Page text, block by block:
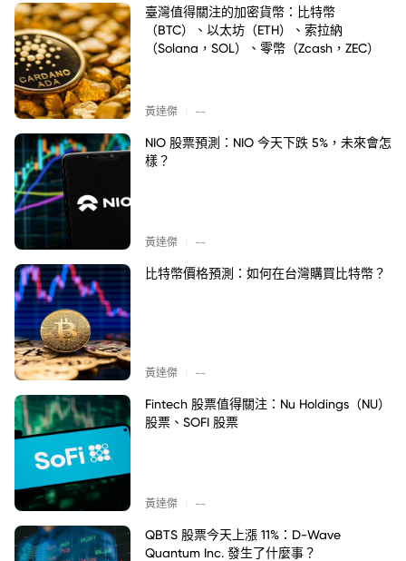
臺灣值得關注的加密貨幣：比特幣
（BTC）、以太坊（ETH）、索拉納
（Solana，SOL）、零幣（Zcash，ZEC）
黃達傑 --
NIO 股票預測：NIO 今天下跌 5%，未來會怎
樣？
黃達傑 --
比特幣價格預測：如何在台灣購買比特幣？
黃達傑 --
Fintech 股票值得關注：Nu Holdings（NU）
股票、SOFI 股票
黃達傑 --
QBTS 股票今天上漲 11%：D-Wave
Quantum Inc. 發生了什麼事？